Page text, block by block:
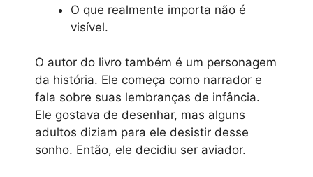
O que realmente importa não é
visível.
O autor do livro também é um personagem
da história. Ele começa como narrador e
fala sobre suas lembranças de infância.
Ele gostava de desenhar, mas alguns
adultos diziam para ele desistir desse
sonho. Então, ele decidiu ser aviador.